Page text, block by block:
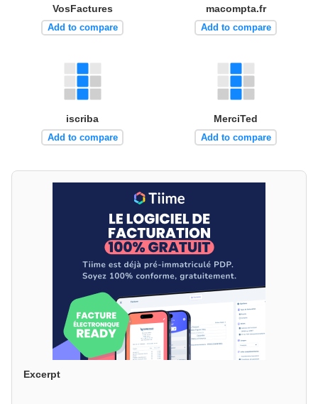
VosFactures
Add to compare
macompta.fr
Add to compare
iscriba
Add to compare
MerciTed
Add to compare
Excerpt